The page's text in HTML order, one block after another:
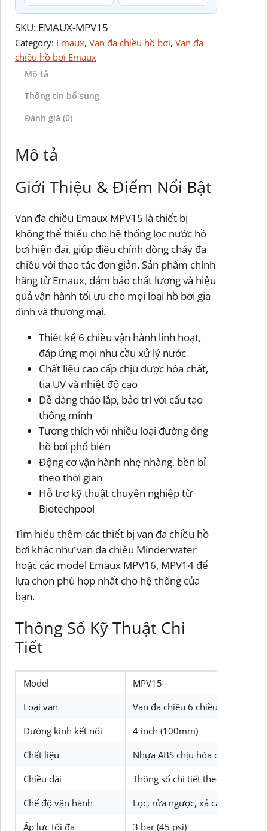
SKU: EMAUX-MPV15
Category: Emaux, Van đa chiều hồ bơi, Van đa
chiều hồ bơi Emaux
Mô tả
Thông tin bổ sung
Đánh giá (0)
Mô tả
Giới Thiệu & Điểm Nổi Bật
Van đa chiều Emaux MPV15 là thiết bị
không thể thiếu cho hệ thống lọc nước hồ
bơi hiện đại, giúp điều chỉnh dòng chảy đa
chiều với thao tác đơn giản. Sản phẩm chính
hãng từ Emaux, đảm bảo chất lượng và hiệu
quả vận hành tối ưu cho mọi loại hồ bơi gia
đình và thương mại.
Thiết kế 6 chiều vận hành linh hoạt,
đáp ứng mọi nhu cầu xử lý nước
Chất liệu cao cấp chịu được hóa chất,
tia UV và nhiệt độ cao
Dễ dàng tháo lắp, bảo trì với cấu tạo
thông minh
Tương thích với nhiều loại đường ống
hồ bơi phổ biến
Động cơ vận hành nhẹ nhàng, bền bỉ
theo thời gian
Hỗ trợ kỹ thuật chuyên nghiệp từ
Biotechpool
Tìm hiểu thêm các thiết bị van đa chiều hồ
bơi khác như van đa chiều Minderwater
hoặc các model Emaux MPV16, MPV14 để
lựa chọn phù hợp nhất cho hệ thống của
bạn.
Thông Số Kỹ Thuật Chi
Tiết
Model MPV15
Loại van Van đa chiều 6 chiều
Đường kính kết nối 4 inch (100mm)
Chất liệu Nhựa ABS chịu hóa chất
Chiều dài Thông số chi tiết theo bản vẽ kỹ
Chế độ vận hành Lọc, rửa ngược, xả cặn, tuần
Áp lực tối đa 3 bar (45 psi)